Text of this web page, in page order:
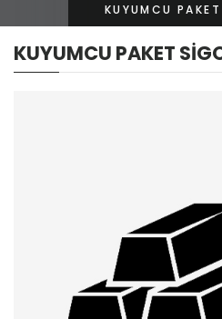
KUYUMCU
KUYUMCU PAKET